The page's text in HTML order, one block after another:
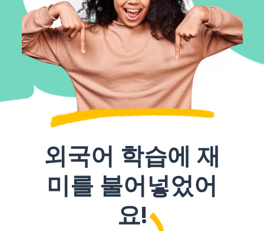
외국어 학습에 재
미를 불어넣었어
요!